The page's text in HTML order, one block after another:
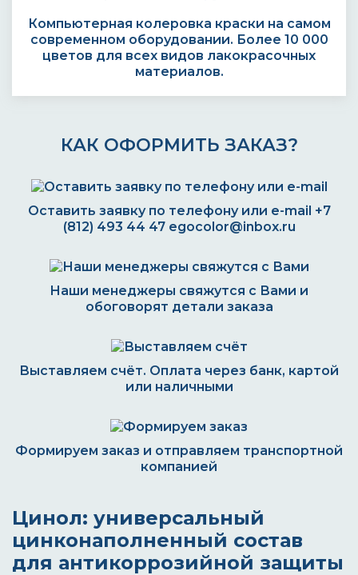
Компьютерная колеровка краски на самом
современном оборудовании. Более 10 000
цветов для всех видов лакокрасочных
материалов.
КАК ОФОРМИТЬ ЗАКАЗ?
Оставить заявку по телефону или e-mail +7
(812) 493 44 47 egocolor@inbox.ru
Наши менеджеры свяжутся с Вами и
обоговорят детали заказа
Выставляем счёт. Оплата через банк, картой
или наличными
Формируем заказ и отправляем транспортной
компанией
Цинол: универсальный
цинконаполненный состав
для антикоррозийной защиты